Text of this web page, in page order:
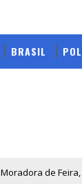
BRASIL
Moradora de